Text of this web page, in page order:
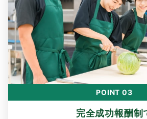
POINT 03
完全成功報酬制